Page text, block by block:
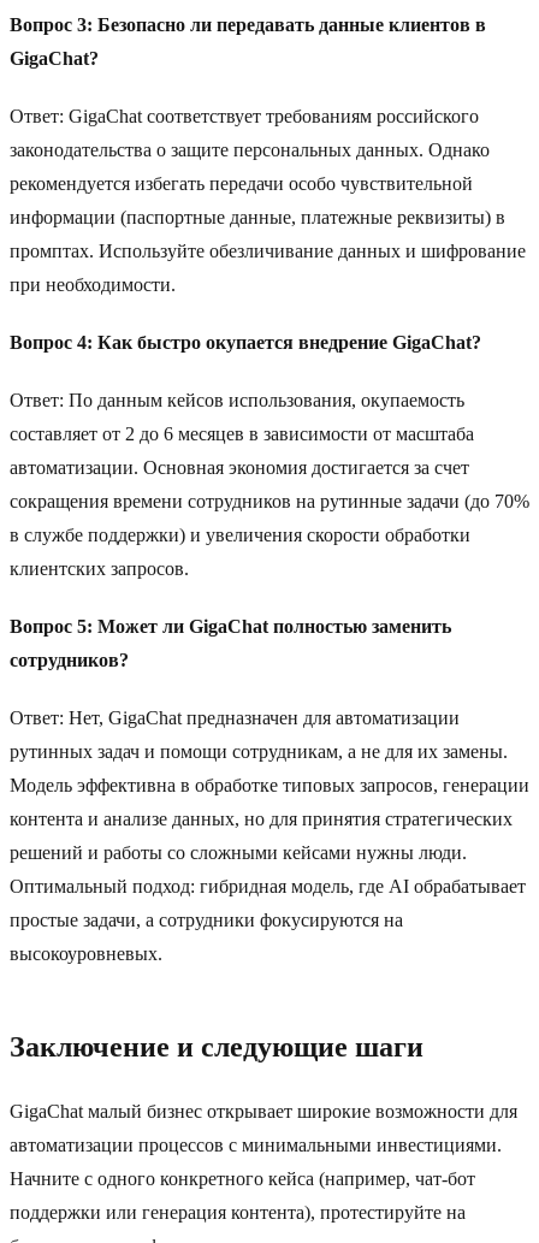
Вопрос 3: Безопасно ли передавать данные клиентов в
GigaChat?
Ответ: GigaChat соответствует требованиям российского
законодательства о защите персональных данных. Однако
рекомендуется избегать передачи особо чувствительной
информации (паспортные данные, платежные реквизиты) в
промптах. Используйте обезличивание данных и шифрование
при необходимости.
Вопрос 4: Как быстро окупается внедрение GigaChat?
Ответ: По данным кейсов использования, окупаемость
составляет от 2 до 6 месяцев в зависимости от масштаба
автоматизации. Основная экономия достигается за счет
сокращения времени сотрудников на рутинные задачи (до 70%
в службе поддержки) и увеличения скорости обработки
клиентских запросов.
Вопрос 5: Может ли GigaChat полностью заменить
сотрудников?
Ответ: Нет, GigaChat предназначен для автоматизации
рутинных задач и помощи сотрудникам, а не для их замены.
Модель эффективна в обработке типовых запросов, генерации
контента и анализе данных, но для принятия стратегических
решений и работы со сложными кейсами нужны люди.
Оптимальный подход: гибридная модель, где AI обрабатывает
простые задачи, а сотрудники фокусируются на
высокоуровневых.
Заключение и следующие шаги
GigaChat малый бизнес открывает широкие возможности для
автоматизации процессов с минимальными инвестициями.
Начните с одного конкретного кейса (например, чат-бот
поддержки или генерация контента), протестируйте на